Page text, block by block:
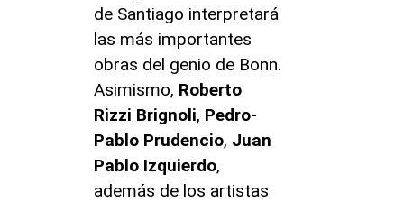
de Santiago interpretará
las más importantes
obras del genio de Bonn.
Asimismo, Roberto
Rizzi Brignoli, Pedro-
Pablo Prudencio, Juan
Pablo Izquierdo,
además de los artistas